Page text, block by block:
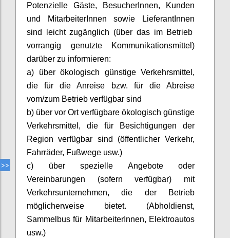
Potenzielle Gäste,
BesucherInnen, Kunden
und
MitarbeiterInnen sowie
LieferantInnen
sind leicht zugänglich (über das im Betrieb
vorrangig genutzte Kommunikationsmittel)
darüber zu informieren:
a) über ökologisch günstige Verkehrsmittel,
die für die Anreise bzw. für die Abreise
vom/zum Betrieb verfügbar sind
b) über vor Ort verfügbare ökologisch günstige
Verkehrsmittel, die für Besichtigungen der
Region verfügbar sind (öffentlicher Verkehr,
Fahrräder, Fußwege usw.)
c) über spezielle Angebote oder
Vereinbarungen (sofern verfügbar) mit
Verkehrsunternehmen, die der Betrieb
möglicherweise bietet. (Abholdienst,
Sammelbus für MitarbeiterInnen, Elektroautos
usw.)